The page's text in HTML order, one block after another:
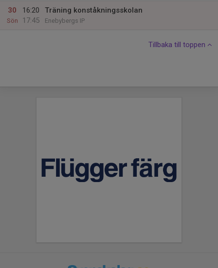
30
Sön
16:20
17:45
Träning konståkningsskolan
Enebybergs IP
Tillbaka till toppen